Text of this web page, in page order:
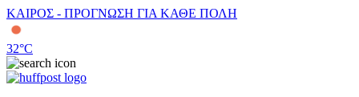
ΚΑΙΡΟΣ - ΠΡΟΓΝΩΣΗ ΓΙΑ ΚΑΘΕ ΠΟΛΗ
32°C